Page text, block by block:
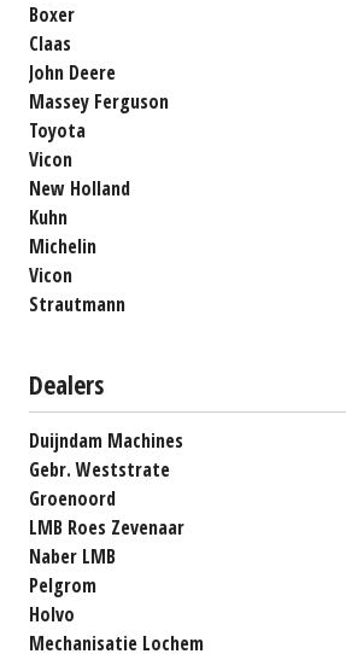
Boxer
Claas
John Deere
Massey Ferguson
Toyota
Vicon
New Holland
Kuhn
Michelin
Vicon
Strautmann
Dealers
Duijndam Machines
Gebr. Weststrate
Groenoord
LMB Roes Zevenaar
Naber LMB
Pelgrom
Holvo
Mechanisatie Lochem